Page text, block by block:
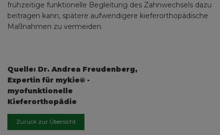
Zurück zur Übersicht
frühzeitige funktionelle Begleitung des Zahnwechsels dazu
beitragen kann, spätere aufwendigere kieferorthopädische
Maßnahmen zu vermeiden.
Quelle: Dr. Andrea Freudenberg,
Expertin für mykie® -
myofunktionelle
Kieferorthopädie